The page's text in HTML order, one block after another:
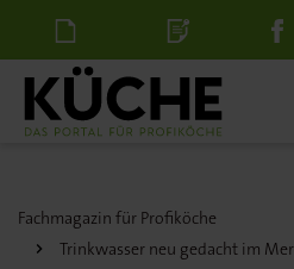
NewsletterStellenanzeige
Fachmagazin für Profiköche
Trinkwasser neu gedacht im